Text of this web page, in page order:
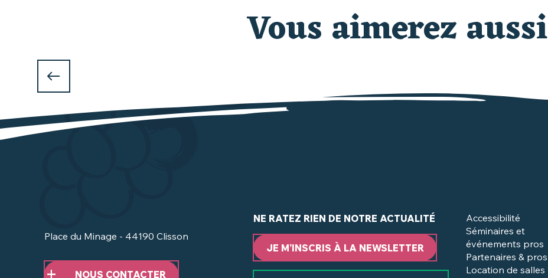
Vous aimerez aussi
dans le Vignoble Nantais
Place du Minage - 44190 Clisson
NOUS CONTACTER
NE RATEZ RIEN DE NOTRE ACTUALITÉ
JE M’INSCRIS À LA NEWSLETTER
Accessibilité
Séminaires et
événements pros
Partenaires & pros
Location de salles